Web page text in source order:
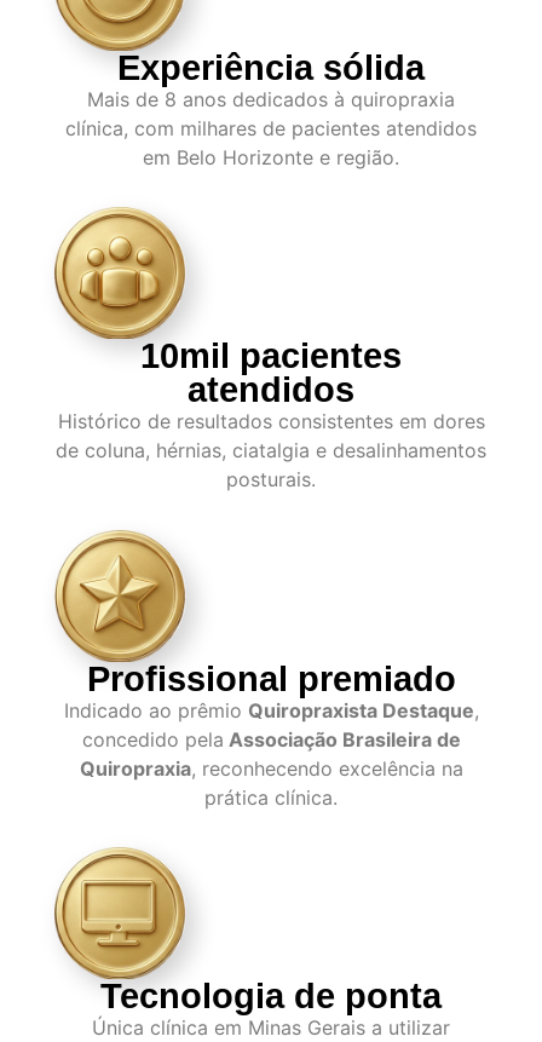
Experiência sólida
Mais de 8 anos dedicados à quiropraxia
clínica, com milhares de pacientes atendidos
em Belo Horizonte e região.
10mil pacientes
atendidos
Histórico de resultados consistentes em dores
de coluna, hérnias, ciatalgia e desalinhamentos
posturais.
Profissional premiado
Indicado ao prêmio Quiropraxista Destaque,
concedido pela Associação Brasileira de
Quiropraxia, reconhecendo excelência na
prática clínica.
Tecnologia de ponta
Única clínica em Minas Gerais a utilizar